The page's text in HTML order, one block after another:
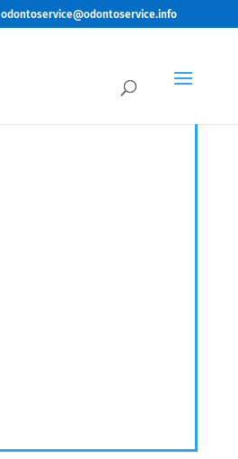
odontoservice@odontoservice.info